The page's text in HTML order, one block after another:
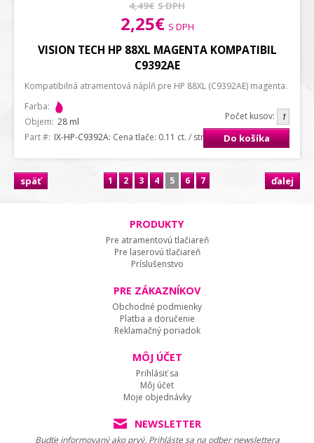
4,49€ S DPH
2,25€ S DPH
Počet kusov:
Do košíka
VISION TECH HP 88XL MAGENTA KOMPATIBIL
C9392AE
Kompatibilná atramentová náplň pre HP 88XL (C9392AE) magenta.
Farba:
Objem: 28 ml
Part #: IX-HP-C9392A: Cena tlače: 0.11 ct. / strana A4
späť 1 2 3 4 5 6 7 ďalej
PRODUKTY
Pre atramentovú tlačiareň
Pre laserovú tlačiareň
Príslušenstvo
PRE ZÁKAZNÍKOV
Obchodné podmienky
Platba a doručenie
Reklamačný poriadok
MÔJ ÚČET
Prihlásiť sa
Môj účet
Moje objednávky
NEWSLETTER
Budťe informovaný ako prvý. Prihláste sa na odber newslettera